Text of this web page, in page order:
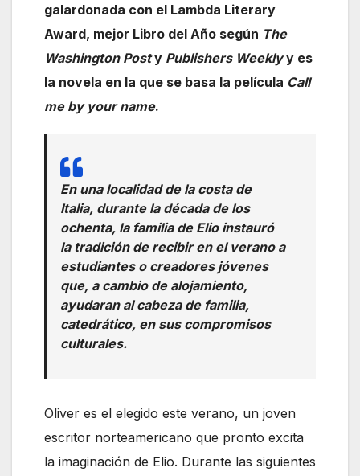
galardonada con el Lambda Literary
Award, mejor Libro del Año según The
Washington Posty Publishers Weeklyy es
la novela en la que se basa la película Call
me by your name.
En una localidad de la costa de
Italia, durante la década de los
ochenta, la familia de Elio instauró
la tradición de recibir en el verano a
estudiantes o creadores jóvenes
que, a cambio de alojamiento,
ayudaran al cabeza de familia,
catedrático, en sus compromisos
culturales.
Oliver es el elegido este verano, un joven
escritor norteamericano que pronto excita
la imaginación de Elio. Durante las siguientes